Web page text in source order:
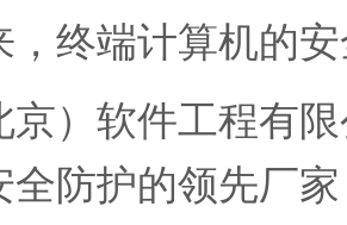
，终端计算机的
京）软件工程有
全防护的领先厂